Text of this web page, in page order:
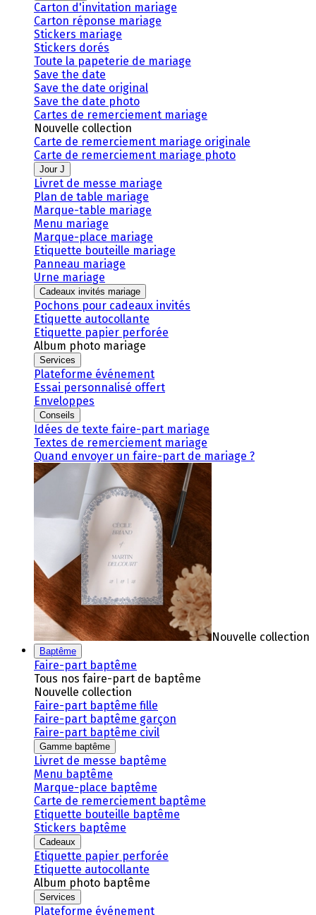
Carton d'invitation mariage
Carton réponse mariage
Stickers mariage
Stickers dorés
Toute la papeterie de mariage
Save the date
Save the date original
Save the date photo
Cartes de remerciement mariage
Nouvelle collection
Carte de remerciement mariage originale
Carte de remerciement mariage photo
Jour J
Livret de messe mariage
Plan de table mariage
Marque-table mariage
Menu mariage
Marque-place mariage
Etiquette bouteille mariage
Panneau mariage
Urne mariage
Cadeaux invités mariage
Pochons pour cadeaux invités
Etiquette autocollante
Etiquette papier perforée
Album photo mariage
Services
Plateforme événement
Essai personnalisé offert
Enveloppes
Conseils
Idées de texte faire-part mariage
Textes de remerciement mariage
Quand envoyer un faire-part de mariage ?
Nouvelle collection
Baptême
Faire-part baptême
Tous nos faire-part de baptême
Nouvelle collection
Faire-part baptême fille
Faire-part baptême garçon
Faire-part baptême civil
Gamme baptême
Livret de messe baptême
Menu baptême
Marque-place baptême
Carte de remerciement baptême
Etiquette bouteille baptême
Stickers baptême
Cadeaux
Etiquette papier perforée
Etiquette autocollante
Album photo baptême
Services
Plateforme événement